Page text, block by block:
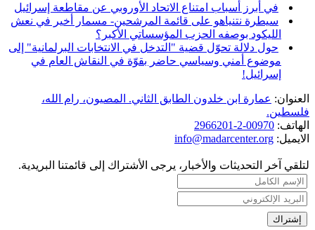
في أبرز أسباب امتناع الاتحاد الأوروبي عن مقاطعة إسرائيل
سيطرة نتنياهو على قائمة المرشحين- مسمار أخير في نعش
الليكود بوصفه الحزب المؤسساتي الأكبر؟
حول دلالة تحوّل قضية "التدخل في الانتخابات البرلمانية" إلى
موضوع أمني وسياسي حاضر بقوّة في النقاش العام في
إسرائيل!
العنوان: عمارة ابن خلدون الطابق الثاني. المصيون، رام الله،
فلسطين.
الهاتف: 00970-2-2966201
الايميل: info@madarcenter.org
لتلقي آخر التحديثات والأخبار، يرجى الأشتراك إلى قائمتنا البريدية.